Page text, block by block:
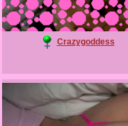
Crazygoddess